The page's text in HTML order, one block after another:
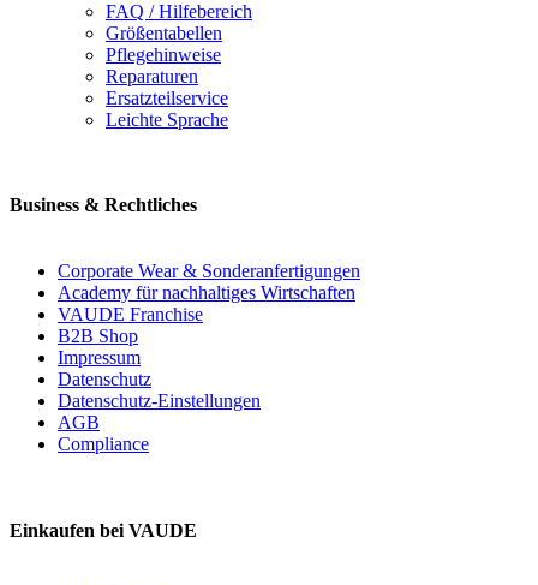
FAQ / Hilfebereich
Größentabellen
Pflegehinweise
Reparaturen
Ersatzteilservice
Leichte Sprache
Business & Rechtliches
Corporate Wear & Sonderanfertigungen
Academy für nachhaltiges Wirtschaften
VAUDE Franchise
B2B Shop
Impressum
Datenschutz
Datenschutz-Einstellungen
AGB
Compliance
Einkaufen bei VAUDE